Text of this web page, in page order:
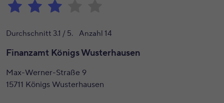
Durchschnitt 3.1 / 5. Anzahl 14
Finanzamt Königs Wusterhausen
Max-Werner-Straße 9
15711 Königs Wusterhausen